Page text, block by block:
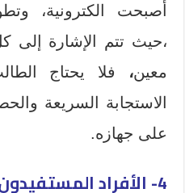
أصبحت الكترونية،
،حيث تتم الإشارة
معين، فلا يحتاج
الاستجابة السريعة
على جهازه.
4- الأفراد